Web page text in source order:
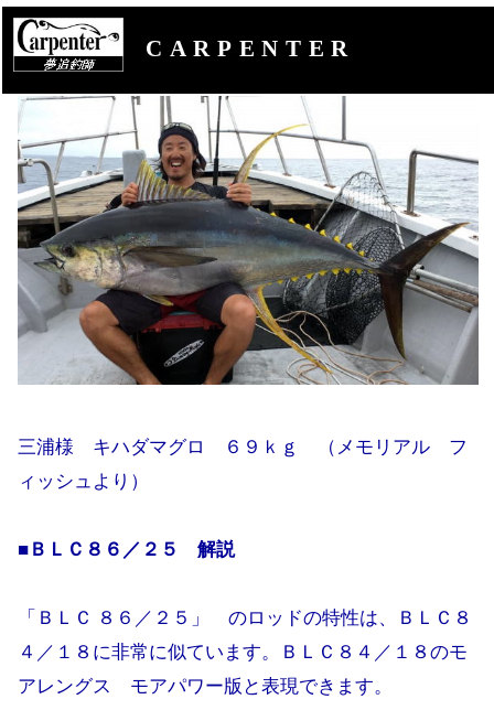
CARPENTER
三浦様 キハダマグロ ６９ｋｇ （メモリアル フ
ィッシュより）
■ＢＬＣ８６／２５ 解説
「ＢＬＣ ８６／２５」 のロッドの特性は、ＢＬＣ８
４／１８に非常に似ています。ＢＬＣ８４／１８のモ
アレングス モアパワー版と表現できます。